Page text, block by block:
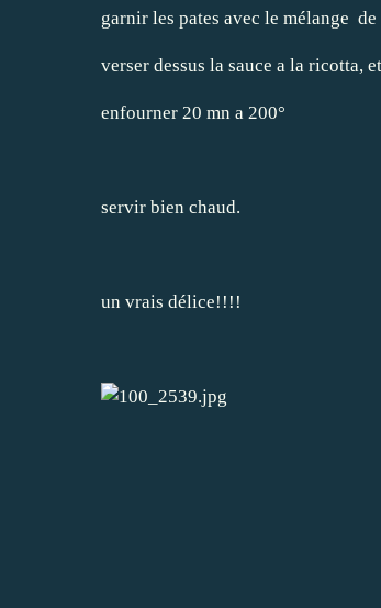
garnir les pates avec le mélange
verser dessus la sauce a la ricotta,
enfourner 20 mn a 200°
servir bien chaud.
un vrais délice!!!!